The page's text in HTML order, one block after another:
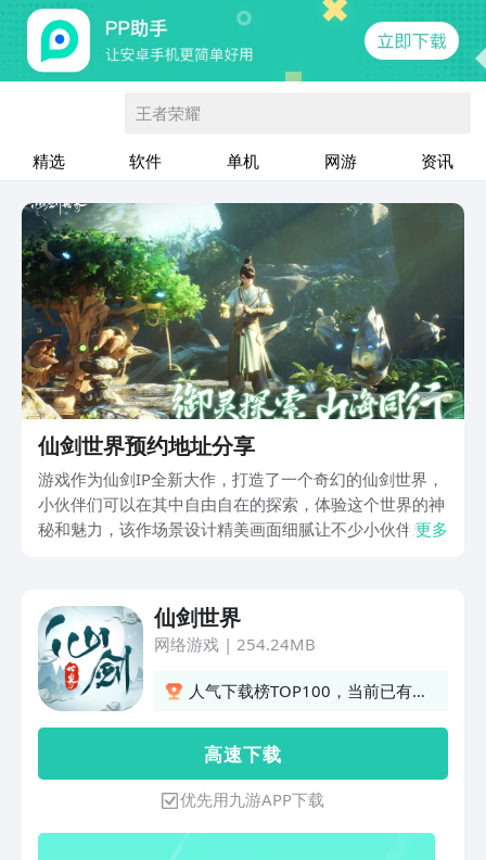
王者荣耀
精选 软件 单机 网游 资讯
仙剑世界预约地址分享
游戏作为仙剑IP全新大作，打造了一个奇幻的仙剑世界，
小伙伴们可以在其中自由自在的探索，体验这个世界的神
秘和魅力，该作场景设计精美画面细腻让不少小伙伴想知
更多
仙剑世界
网络游戏| 254.24MB
人气下载榜TOP100，当前已有
高 速 下 载
优先用九游APP下载